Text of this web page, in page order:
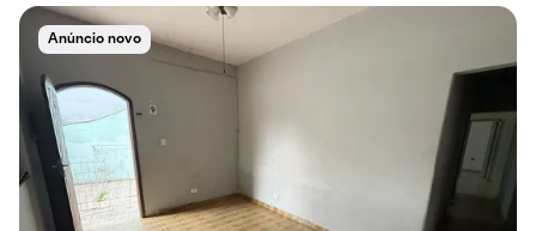
Anúncio novo